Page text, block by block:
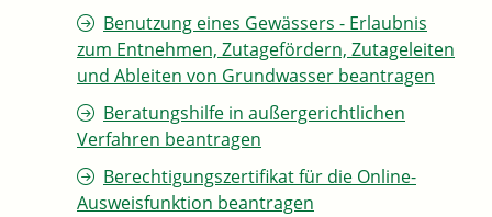
Benutzung eines Gewässers - Erlaubnis
zum Entnehmen, Zutagefördern, Zutageleiten
und Ableiten von Grundwasser beantragen
Beratungshilfe in außergerichtlichen
Verfahren beantragen
Berechtigungszertifikat für die Online-
Ausweisfunktion beantragen